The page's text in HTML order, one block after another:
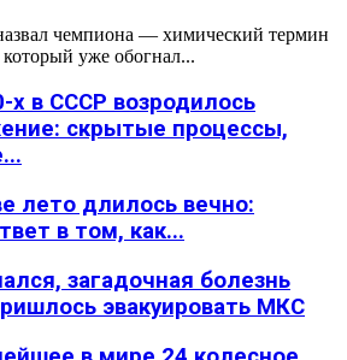
чемпиона — химический термин
который уже обогнал...
х в СССР возродилось
скрытые процессы,
лето длилось вечно:
в том, как...
загадочная болезнь
эвакуировать МКС